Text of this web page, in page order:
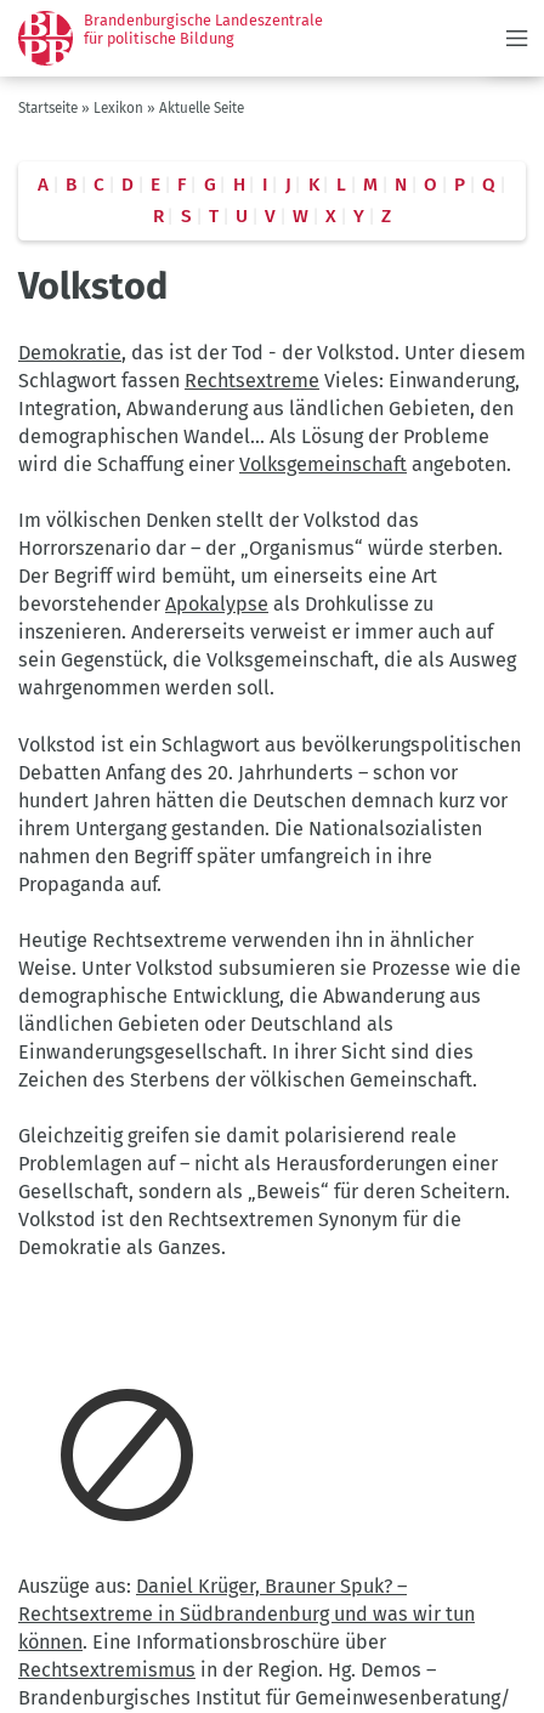
Direkt
zum
Inhalt
Brandenburgische Landeszentrale
für politische Bildung
Pfadnavigation
Startseite Lexikon Aktuelle Seite
A B C D E F G H I J K L M N O P
Q
R
S T U V W X Y Z
Volkstod
Demokratie, das ist der Tod - der Volkstod. Unter diesem
Schlagwort fassen Rechtsextreme Vieles: Einwanderung,
Integration, Abwanderung aus ländlichen Gebieten, den
demographischen Wandel... Als Lösung der Probleme
wird die Schaffung einer Volksgemeinschaft angeboten.
Im völkischen Denken stellt der Volkstod das
Horrorszenario dar – der „Organismus“ würde sterben.
Der Begriff wird bemüht, um einerseits eine Art
bevorstehender Apokalypse als Drohkulisse zu
inszenieren. Andererseits verweist er immer auch auf
sein Gegenstück, die Volksgemeinschaft, die als Ausweg
wahrgenommen werden soll.
Volkstod ist ein Schlagwort aus bevölkerungspolitischen
Debatten Anfang des 20. Jahrhunderts – schon vor
hundert Jahren hätten die Deutschen demnach kurz vor
ihrem Untergang gestanden. Die Nationalsozialisten
nahmen den Begriff später umfangreich in ihre
Propaganda auf.
Heutige Rechtsextreme verwenden ihn in ähnlicher
Weise. Unter Volkstod subsumieren sie Prozesse wie die
demographische Entwicklung, die Abwanderung aus
ländlichen Gebieten oder Deutschland als
Einwanderungsgesellschaft. In ihrer Sicht sind dies
Zeichen des Sterbens der völkischen Gemeinschaft.
Gleichzeitig greifen sie damit polarisierend reale
Problemlagen auf – nicht als Herausforderungen einer
Gesellschaft, sondern als „Beweis“ für deren Scheitern.
Volkstod ist den Rechtsextremen Synonym für die
Demokratie als Ganzes.
Auszüge aus: Daniel Krüger, Brauner Spuk? –
Rechtsextreme in Südbrandenburg und was wir tun
können. Eine Informationsbroschüre über
Rechtsextremismus in der Region. Hg. Demos –
Brandenburgisches Institut für Gemeinwesenberatung/